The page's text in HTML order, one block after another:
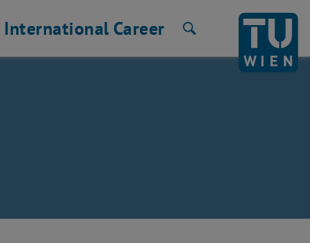
International Career